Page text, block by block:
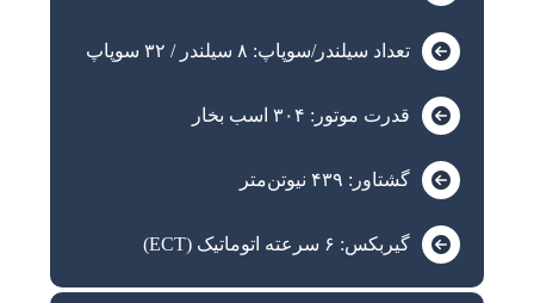
تعداد سیلندر/سوپاپ: ۸ سیلندر / ۳۲ سوپاپ
قدرت موتور: ۳۰۴ اسب بخار
گشتاور: ۴۳۹ نیوتن‌متر
گیربکس: ۶ سرعته اتوماتیک (ECT)